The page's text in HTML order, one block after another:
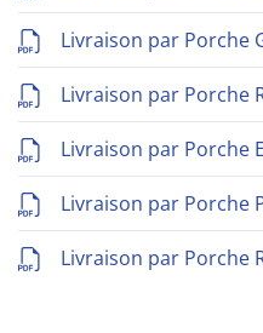
Livraison par Porche
Livraison par Porche
Livraison par Porche
Livraison par Porche
Livraison par Porche